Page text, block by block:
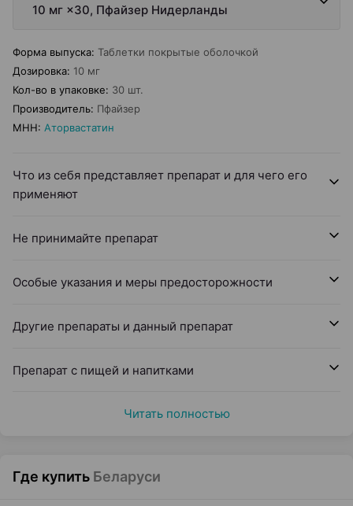
10 мг ×30, Пфайзер Нидерланды
Форма выпуска: Таблетки покрытые оболочкой
Дозировка: 10 мг
Кол-во в упаковке: 30 шт.
Производитель: Пфайзер
МНН: Аторвастатин
Что из себя представляет препарат и для чего его
применяют
Не принимайте препарат
Особые указания и меры предосторожности
Другие препараты и данный препарат
Препарат с пищей и напитками
Читать полностью
Где купить Беларуси